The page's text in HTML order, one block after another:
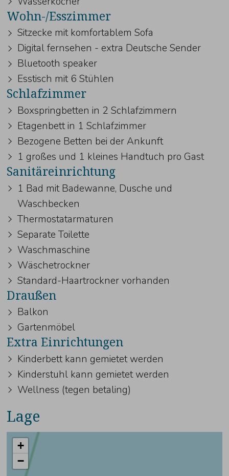
Wohn-/Esszimmer
Sitzecke mit komfortablem Sofa
Digital fernsehen - extra Deutsche Sender
Bluetooth speaker
Esstisch mit 6 Stühlen
Schlafzimmer
Boxspringbetten in 2 Schlafzimmern
Etagenbett in 1 Schlafzimmer
Bezogene Betten bei der Ankunft
1 großes und 1 kleines Handtuch pro Gast
Sanitäreinrichtung
1 Bad mit Badewanne, Dusche und
Waschbecken
Thermostatarmaturen
Separate Toilette
Waschmaschine
Wäschetrockner
Standard-Haartrockner vorhanden
Draußen
Balkon
Gartenmöbel
Extra Einrichtungen
Kinderbett kann gemietet werden
Kinderstuhl kann gemietet werden
Wellness (tegen betaling)
Lage
+
−